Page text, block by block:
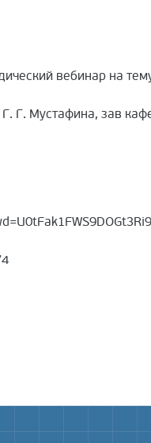
вебинар на
Г. Мустафина, зав